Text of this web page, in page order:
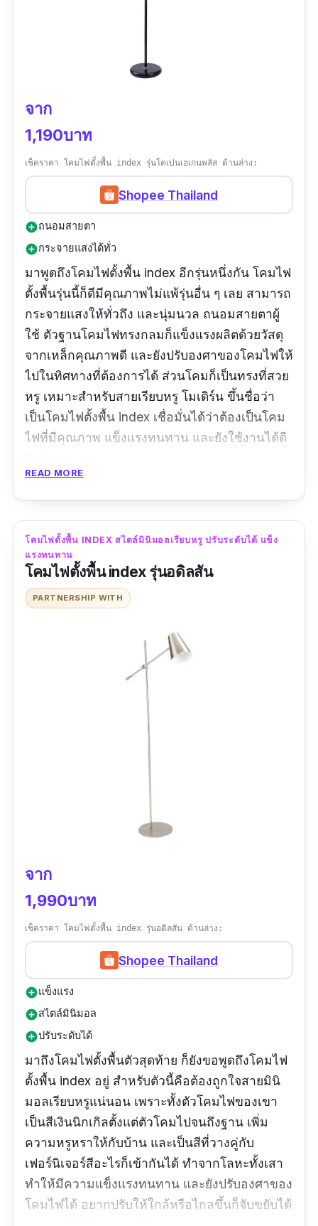
จาก
1,190บาท
เช็คราคา โคมไฟตั้งพื้น index รุ่นโคเปนเฮเกนพลัส ด้านล่าง:
Shopee Thailand
add_circleถนอมสายตา
add_circleกระจายแสงได้ทั่ว
มาพูดถึงโคมไฟตั้งพื้น index อีกรุ่นหนึ่งกัน โคมไฟ
ตั้งพื้นรุ่นนี้ก็ดีมีคุณภาพไม่แพ้รุ่นอื่น ๆ เลย สามารถ
กระจายแสงให้ทั่วถึง และนุ่มนวล ถนอมสายตาผู้
ใช้ ตัวฐานโคมไฟทรงกลมก็แข็งแรงผลิตด้วยวัสดุ
จากเหล็กคุณภาพดี และยังปรับองศาของโคมไฟให้
ไปในทิศทางที่ต้องการได้ ส่วนโคมก็เป็นทรงที่สวย
หรู เหมาะสำหรับสายเรียบหรู โมเดิร์น ขึ้นชื่อว่า
เป็นโคมไฟตั้งพื้น index เชื่อมั่นได้ว่าต้องเป็นโคม
ไฟที่มีคุณภาพ แข็งแรงทนทาน และยังใช้งานได้ดี
วัสดุ :iron
สี :ดำ
“แข็งแรง คุณภาพวัสดุดีสมราคา ฐานน้ำหนัก เยอะ
ถ่วงไม่ล้ม โดยรวมแล้ว ของดี มีคุณภาพ”
READ MORE
โคมไฟตั้งพื้น INDEX สไตล์มินิมอลเรียบหรู ปรับระดับได้ แข็ง
แรงทนทาน
โคมไฟตั้งพื้น index รุ่นอดิลสัน
PARTNERSHIP WITH
จาก
1,990บาท
เช็คราคา โคมไฟตั้งพื้น index รุ่นอดิลสัน ด้านล่าง:
Shopee Thailand
add_circleแข็งแรง
add_circleสไตล์มินิมอล
add_circleปรับระดับได้
มาถึงโคมไฟตั้งพื้นตัวสุดท้าย ก็ยังขอพูดถึงโคมไฟ
ตั้งพื้น index อยู่ สำหรับตัวนี้คือต้องถูกใจสายมินิ
มอลเรียบหรูแน่นอน เพราะทั้งตัวโคมไฟของเขา
เป็นสีเงินนิกเกิลตั้งแต่ตัวโคมไปจนถึงฐาน เพิ่ม
ความหรูหราให้กับบ้าน และเป็นสีที่วางคู่กับ
เฟอร์นิเจอร์สีอะไรก็เข้ากันได้ ทำจากโลหะทั้งเสา
ทำให้มีความแข็งแรงทนทาน และยังปรับองศาของ
โคมไฟได้ อยากปรับให้ใกล้หรือไกลขึ้นก็จับขยับได้